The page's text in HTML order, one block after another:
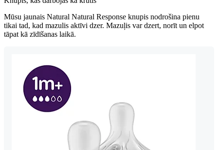
Mūsu jaunais Natural Natural Response knupis nodrošina pienu
tikai tad, kad mazulis aktīvi dzer. Mazuļis var dzert, norīt un elpot
tāpat kā zīdīšanas laikā.